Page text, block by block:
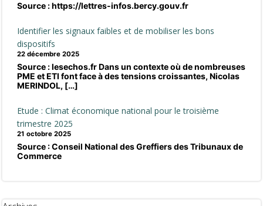
Source : https://lettres-infos.bercy.gouv.fr
Identifier les signaux faibles et de mobiliser les bons
dispositifs
22 décembre 2025
Source : lesechos.fr Dans un contexte où de nombreuses
PME et ETI font face à des tensions croissantes, Nicolas
MERINDOL, […]
Etude : Climat économique national pour le troisième
trimestre 2025
21 octobre 2025
Source : Conseil National des Greffiers des Tribunaux de
Commerce